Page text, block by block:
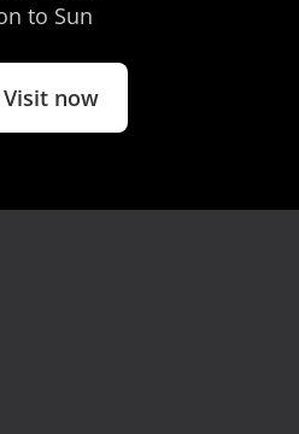
to Sun
Visit now